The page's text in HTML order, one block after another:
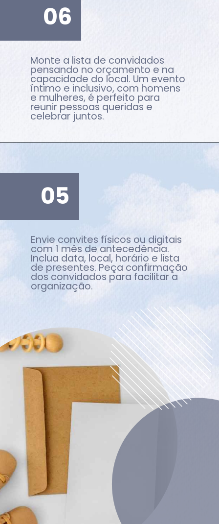
Monte a lista de convidados
pensando no orçamento e na
capacidade do local. Um evento
íntimo e inclusivo, com homens
e mulheres, é perfeito para
reunir pessoas queridas e
celebrar juntos.
06
Envie convites físicos ou digitais
com 1 mês de antecedência.
Inclua data, local, horário e lista
de presentes. Peça confirmação
dos convidados para facilitar a
organização.
05